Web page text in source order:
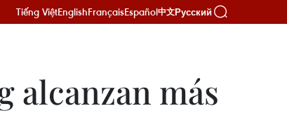
Tiếng ViệtEnglishFrançaisEspañol中文Русский
alcanzan más